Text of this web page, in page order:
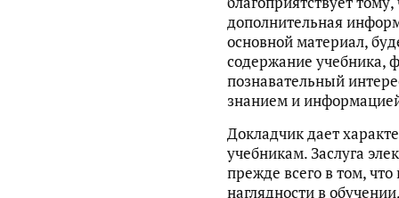
дополнительная
основной материал,
содержание учебника,
познавательный
знанием и
Докладчик дает
учебникам. Заслуга
прежде всего в том,
наглядности в